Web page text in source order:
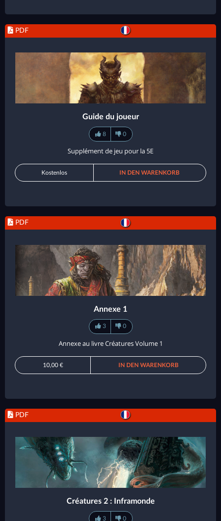
PDF
Guide du joueur
8 0
Supplément de jeu pour la 5E
Kostenlos IN DEN WARENKORB
PDF
Annexe 1
3 0
Annexe au livre Créatures Volume 1
10,00 € IN DEN WARENKORB
PDF
Créatures 2 : Inframonde
3 0